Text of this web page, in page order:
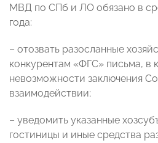
МВД по СПб и ЛО обязано в
года:
– отозвать разосланные
конкурентам «ФГС» письма, в
невозможности заключения
взаимодействии;
– уведомить указанные
гостиницы и иные средства